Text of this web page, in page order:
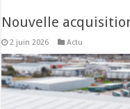
Nouvelle
2 juin 2026 Actu